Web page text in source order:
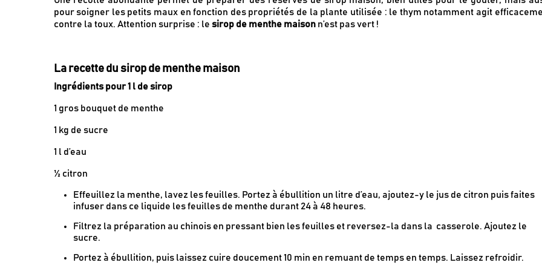
pour soigner les petits maux en fonction des propriétés de la plante utilisée : le thym notamment agit
contre la toux. Attention surprise : le sirop de menthe maisonn’est pas vert !
La recette du sirop de menthe maison
Ingrédients pour 1 l de sirop
1 gros bouquet de menthe
1 kg de sucre
1 l d’eau
½ citron
Effeuillez la menthe, lavez les feuilles. Portez à ébullition un litre d’eau, ajoutez-y le jus de citron puis faites
infuser dans ce liquide les feuilles de menthe durant 24 à 48 heures.
Filtrez la préparation au chinois en pressant bien les feuilles et reversez-la dans la casserole. Ajoutez le
sucre.
Portez à ébullition, puis laissez cuire doucement 10 min en remuant de temps en temps. Laissez refroidir.